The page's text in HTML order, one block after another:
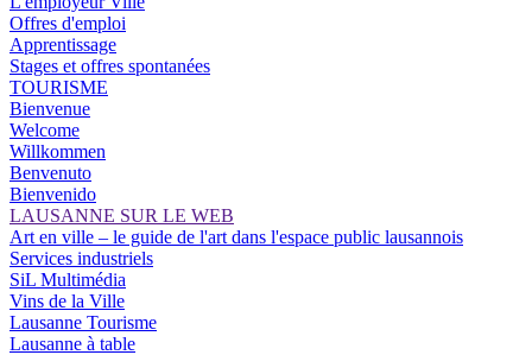
Offres d'emploi
Apprentissage
Stages et offres spontanées
TOURISME
Bienvenue
Welcome
Willkommen
Benvenuto
Bienvenido
LAUSANNE SUR LE WEB
Art en ville – le guide de l'art dans l'espace public lausannois
Services industriels
SiL Multimédia
Vins de la Ville
Lausanne Tourisme
Lausanne à table